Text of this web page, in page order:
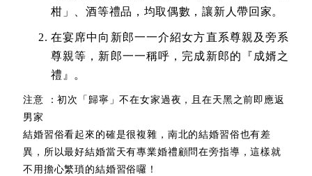
柑」、酒等禮品，均取偶數，讓新人帶回家。
在宴席中向新郎一一介紹女方直系尊親及旁系
尊親等，新郎一一稱呼，完成新郎的『成婿之
禮』。
注意 ：初次「歸寧」不在女家過夜，且在天黑之前即應返
男家
結婚習俗看起來的確是很複雜，南北的結婚習俗也有差
異，所以最好結婚當天有專業婚禮顧問在旁指導，這樣就
不用擔心繁瑣的結婚習俗囉！